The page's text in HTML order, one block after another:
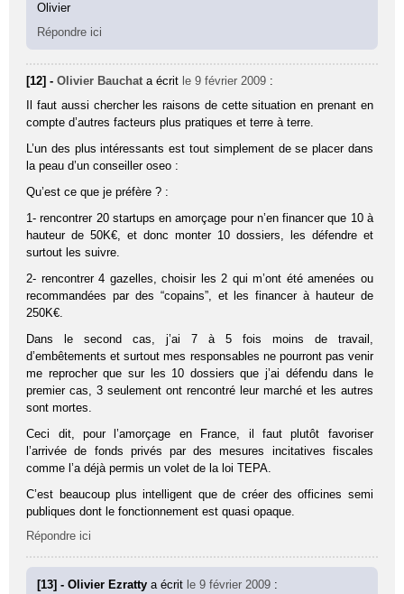
Olivier
Répondre ici
[12] -Olivier Bauchat a écrit le 9 février 2009 :
Il faut aussi chercher les raisons de cette situation en prenant en
compte d’autres facteurs plus pratiques et terre à terre.
L’un des plus intéressants est tout simplement de se placer dans
la peau d’un conseiller oseo :
Qu’est ce que je préfère ? :
1- rencontrer 20 startups en amorçage pour n’en financer que 10 à
hauteur de 50K€, et donc monter 10 dossiers, les défendre et
surtout les suivre.
2- rencontrer 4 gazelles, choisir les 2 qui m’ont été amenées ou
recommandées par des “copains”, et les financer à hauteur de
250K€.
Dans le second cas, j’ai 7 à 5 fois moins de travail,
d’embêtements et surtout mes responsables ne pourront pas venir
me reprocher que sur les 10 dossiers que j’ai défendu dans le
premier cas, 3 seulement ont rencontré leur marché et les autres
sont mortes.
Ceci dit, pour l’amorçage en France, il faut plutôt favoriser
l’arrivée de fonds privés par des mesures incitatives fiscales
comme l’a déjà permis un volet de la loi TEPA.
C’est beaucoup plus intelligent que de créer des officines semi
publiques dont le fonctionnement est quasi opaque.
Répondre ici
[13] - Olivier Ezrattya écrit le 9 février 2009 :